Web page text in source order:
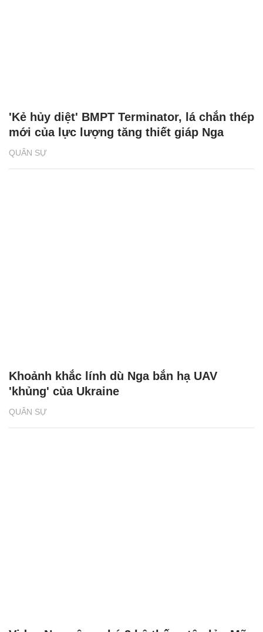
QUÂN SỰ
'Kẻ hủy diệt' BMPT Terminator, lá chắn thép
mới của lực lượng tăng thiết giáp Nga
QUÂN SỰ
Khoảnh khắc lính dù Nga bắn hạ UAV
'khủng' của Ukraine